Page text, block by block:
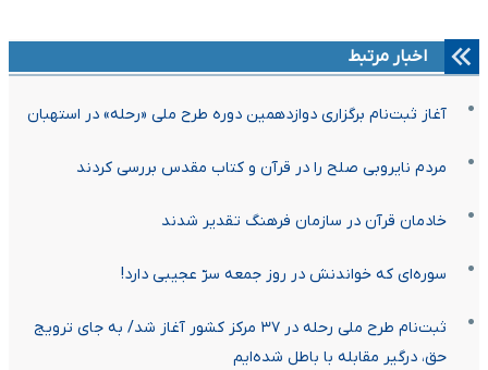
اخبار مرتبط
آغاز ثبت‌نام برگزاری دوازدهمین دوره طرح ملی «رحله» در استهبان
مردم نایروبی صلح را در قرآن و کتاب مقدس بررسی کردند
خادمان قرآن در سازمان فرهنگ تقدیر شدند
سوره‌ای که خواندنش در روز جمعه سرّ عجیبی دارد!
ثبت‌نام طرح ملی رحله در ۳۷ مرکز کشور آغاز شد/ به جای ترویج
حق، درگیر مقابله با باطل شده‌ایم